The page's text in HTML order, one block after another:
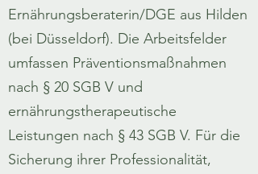
Ernährungsberaterin/DGE aus Hilden
(bei Düsseldorf). Die Arbeitsfelder
umfassen Präventionsmaßnahmen
nach § 20 SGB V und
ernährungstherapeutische
Leistungen nach § 43 SGB V. Für die
Sicherung ihrer Professionalität,